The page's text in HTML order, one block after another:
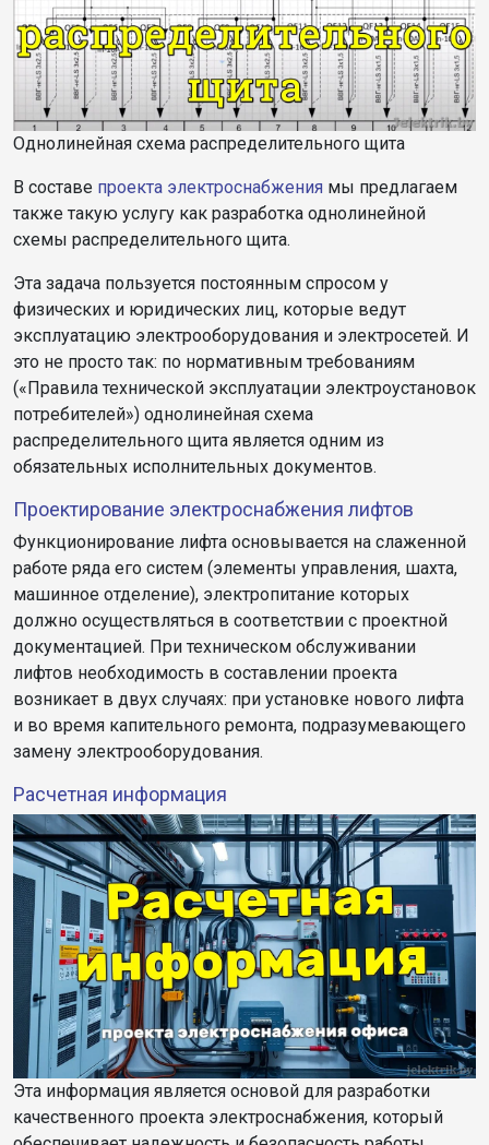
Однолинейная схема распределительного щита
В составе проекта электроснабжения мы предлагаем
также такую услугу как разработка однолинейной
схемы распределительного щита.
Эта задача пользуется постоянным спросом у
физических и юридических лиц, которые ведут
эксплуатацию электрооборудования и электросетей. И
это не просто так: по нормативным требованиям
(«Правила технической эксплуатации электроустановок
потребителей») однолинейная схема
распределительного щита является одним из
обязательных исполнительных документов.
Проектирование электроснабжения лифтов
Функционирование лифта основывается на слаженной
работе ряда его систем (элементы управления, шахта,
машинное отделение), электропитание которых
должно осуществляться в соответствии с проектной
документацией. При техническом обслуживании
лифтов необходимость в составлении проекта
возникает в двух случаях: при установке нового лифта
и во время капительного ремонта, подразумевающего
замену электрооборудования.
Расчетная информация
Эта информация является основой для разработки
качественного проекта электроснабжения, который